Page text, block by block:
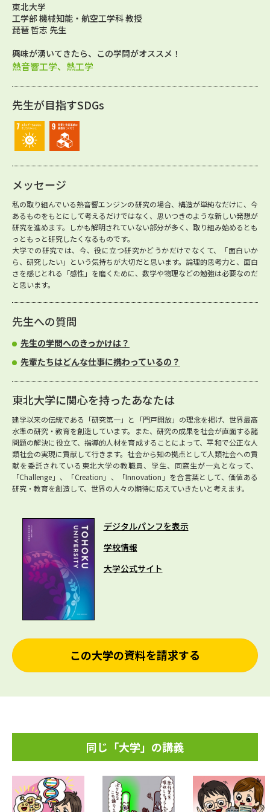
東北大学
工学部 機械知能・航空工学科 教授
琵琶 哲志 先生
興味が湧いてきたら、この学問がオススメ！
熱音響工学、熱工学
先生が目指すSDGs
メッセージ
私の取り組んでいる熱音響エンジンの研究の場合、構造が単純なだけに、今
あるものをもとにして考えるだけではなく、思いつきのような新しい発想が
研究を進めます。しかも解明されていない部分が多く、取り組み始めるとも
っともっと研究したくなるものです。
大学での研究では、今、役に立つ研究かどうかだけでなくて、「面白いか
ら、研究したい」という気持ちが大切だと思います。論理的思考力と、面白
さを感じとれる「感性」を磨くために、数学や物理などの勉強は必要なのだ
と思います。
先生への質問
先生の学問へのきっかけは？
先輩たちはどんな仕事に携わっているの？
東北大学に関心を持ったあなたは
建学以来の伝統である「研究第一」と「門戸開放」の理念を掲げ、世界最高
水準の研究・教育を創造しています。また、研究の成果を社会が直面する諸
問題の解決に役立て、指導的人材を育成することによって、平和で公正な人
類社会の実現に貢献して行きます。社会から知の拠点として人類社会への貢
献を委託されている東北大学の教職員、学生、同窓生が一丸となって、
「Challenge」、「Creation」、「Innovation」を合言葉として、価値ある
研究・教育を創造して、世界の人々の期待に応えていきたいと考えます。
デジタルパンフを表示
学校情報
大学公式サイト
この大学の資料を請求する
同じ「大学」の講義